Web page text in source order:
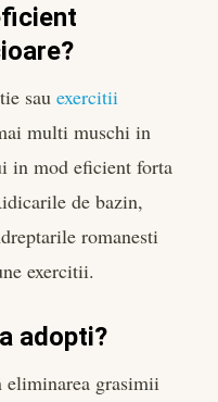
sau exercitii
multi muschi in
in mod eficient forta
de bazin,
romanesti
exercitii.
adopti?
grasimii